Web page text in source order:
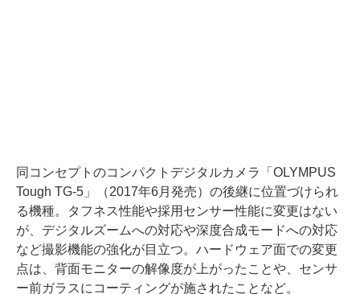
同コンセプトのコンパクトデジタルカメラ「OLYMPUS
Tough TG-5」（2017年6月発売）の後継に位置づけられ
る機種。タフネス性能や採用センサー性能に変更はない
が、デジタルズームへの対応や深度合成モードへの対応
など撮影機能の強化が目立つ。ハードウェア面での変更
点は、背面モニターの解像度が上がったことや、センサ
ー前ガラスにコーティングが施されたことなど。